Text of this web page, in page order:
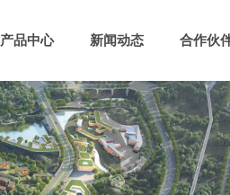
产品中心 新闻动态 合作伙